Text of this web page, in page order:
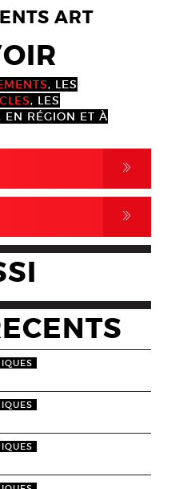
ART
, LES
, LES
EN RÉGION ET À
,
,